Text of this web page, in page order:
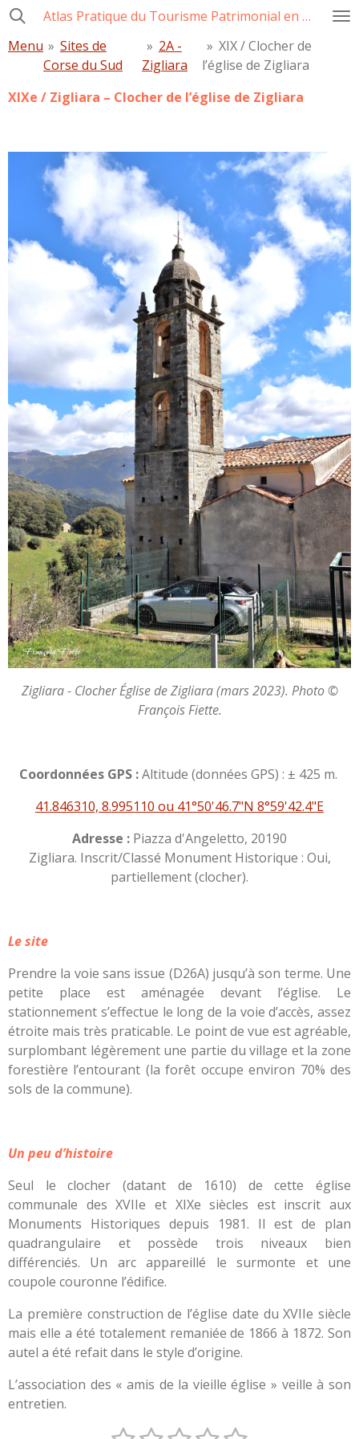
Passer
contenu
principal
Atlas Pratique du Tourisme Patrimonial en Corse
Menu » Sites de
Corse du Sud
» 2A -
Zigliara
» XIX / Clocher de
l’église de Zigliara
XIXe / Zigliara – Clocher de l’église de Zigliara
Zigliara - Clocher Église de Zigliara (mars 2023). Photo ©
François Fiette.
Coordonnées GPS :Altitude (données GPS) : ± 425 m.
41.846310, 8.995110 ou 41°50'46.7"N 8°59'42.4"E
Adresse : Piazza d'Angeletto, 20190
Zigliara. Inscrit/Classé Monument Historique : Oui,
partiellement (clocher).
Le site
Prendre la voie sans issue (D26A) jusqu’à son terme. Une
petite place est aménagée devant l’église. Le
stationnement s’effectue le long de la voie d’accès, assez
étroite mais très praticable. Le point de vue est agréable,
surplombant légèrement une partie du village et la zone
forestière l’entourant (la forêt occupe environ 70% des
sols de la commune).
Un peu d’histoire
Seul le clocher (datant de 1610) de cette église
communale des XVIIe et XIXe siècles est inscrit aux
Monuments Historiques depuis 1981. Il est de plan
quadrangulaire et possède trois niveaux bien
différenciés. Un arc appareillé le surmonte et une
coupole couronne l’édifice.
La première construction de l’église date du XVIIe siècle
mais elle a été totalement remaniée de 1866 à 1872. Son
autel a été refait dans le style d’origine.
L’association des « amis de la vieille église » veille à son
entretien.